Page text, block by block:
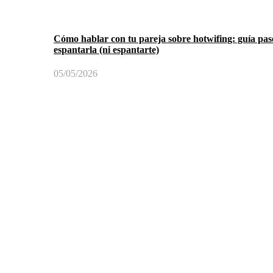
Cómo hablar con tu pareja sobre hotwifing: guía
espantarla (ni espantarte)
05/05/2026